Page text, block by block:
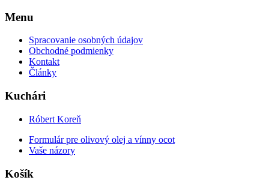
Menu
Spracovanie osobných údajov
Obchodné podmienky
Kontakt
Články
Kuchári
Róbert Koreň
Formulár pre olivový olej a vínny ocot
Vaše názory
Košík